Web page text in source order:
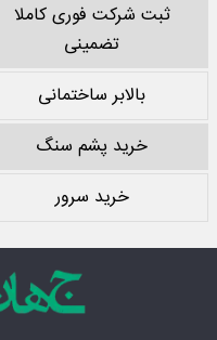
ثبت شرکت فوری کاملا
تضمینی
بالابر ساختمانی
خرید پشم سنگ
خرید سرور